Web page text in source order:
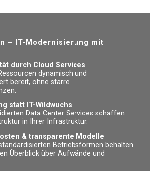
– IT-Modernisierung mit
durch Cloud Services
dynamisch und
bereit, ohne starre
statt IT-Wildwuchs
Data Center Services schaffen
in Ihrer Infrastruktur.
& transparente Modelle
Betriebsformen behalten
Überblick über Aufwände und